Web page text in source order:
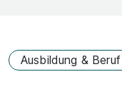
Ausbildung & Beruf